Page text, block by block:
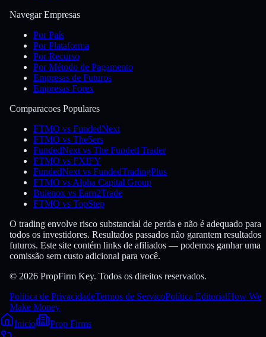
Navegar Empresas
Por País
Por Plataforma
Por Recurso
Por Método de Pagamento
Empresas de Futuros
Empresas Forex
Comparacoes Populares
FTMO vs FundedNext
FTMO vs The5ers
FundedNext vs The Funded Trader
FTMO vs FXIFY
FundedNext vs FundedTradingPlus
FTMO vs Alpha Capital Group
Bulenox vs Earn2Trade
FTMO vs TopStep
O trading envolve risco substancial de perda e não é adequado para
todos os investidores. Resultados passados não garantem resultados
futuros. Este site contém links de afiliados — podemos ganhar uma
comissão sem custo adicional para você.
© 2026 PropFirm Key. Todos os direitos reservados.
Politica de PrivacidadeTermos de ServicoPolítica EditorialHow We
Make Money
Inicio
Prop Firms